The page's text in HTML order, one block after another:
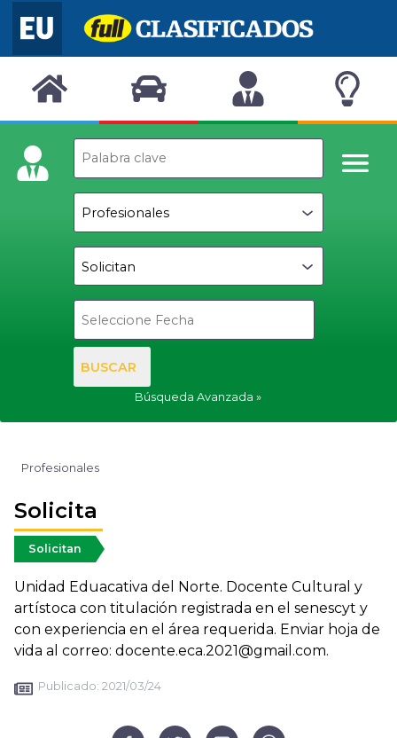
BUSCAR
Búsqueda Avanzada
Profesionales
Solicita
Solicitan
Unidad Eduacativa del Norte. Docente Cultural y
artístoca con titulación registrada en el senescyt y
con experiencia en el área requerida. Enviar hoja de
vida al correo: docente.eca.2021@gmail.com.
Publicado: 2021/03/24